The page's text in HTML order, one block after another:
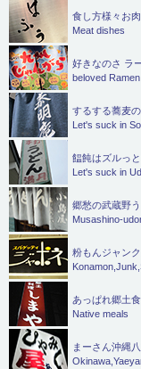
食し方様々お
Meat dishes
好きなのさ ラ
beloved Ramen
するする蕎麦
Let's suck in
饂飩はズルっ
Let's suck in
郷愁の武蔵野
Musashino-
粉もんジャン
あっぱれ郷土食
Native meals
まーさん沖縄